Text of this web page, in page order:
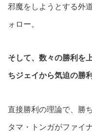
邪魔をしようとする外
ォロー。
そして、数々の勝利を
ちジェイから気迫の勝
直接勝利の理論で、勝
タマ・トンガがファイ